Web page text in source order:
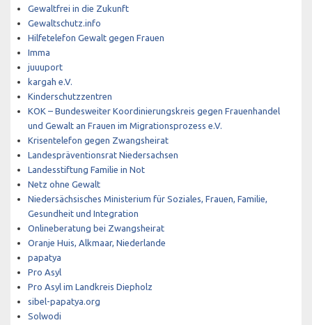
Gewaltfrei in die Zukunft
Gewaltschutz.info
Hilfetelefon Gewalt gegen Frauen
Imma
juuuport
kargah e.V.
Kinderschutzzentren
KOK – Bundesweiter Koordinierungskreis gegen Frauenhandel
und Gewalt an Frauen im Migrationsprozess e.V.
Krisentelefon gegen Zwangsheirat
Landespräventionsrat Niedersachsen
Landesstiftung Familie in Not
Netz ohne Gewalt
Niedersächsisches Ministerium für Soziales, Frauen, Familie,
Gesundheit und Integration
Onlineberatung bei Zwangsheirat
Oranje Huis, Alkmaar, Niederlande
papatya
Pro Asyl
Pro Asyl im Landkreis Diepholz
sibel-papatya.org
Solwodi